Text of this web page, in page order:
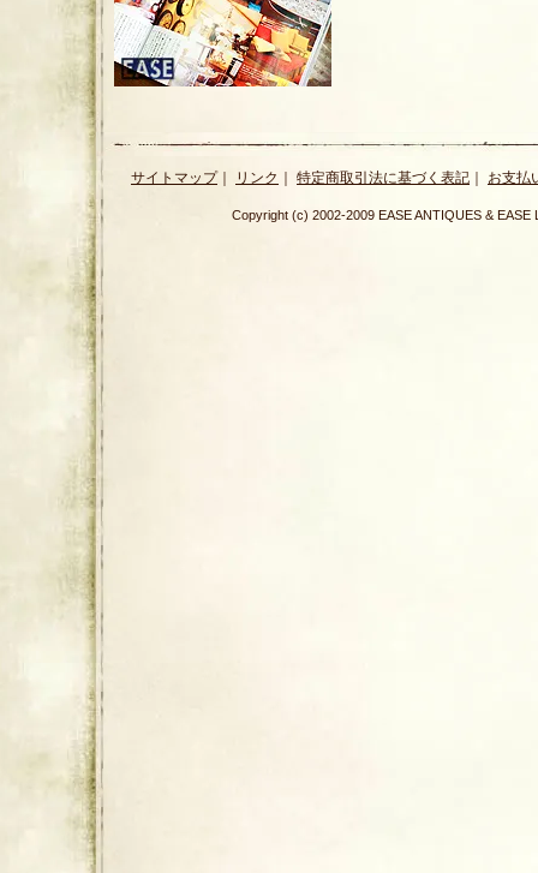
サイトマップ｜ リンク ｜ 特定商取引法に基づく表記 ｜ お支払
Copyright (c) 2002-2009 EASE ANTIQUES &